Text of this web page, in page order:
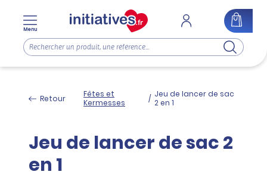
Menu
Retour
Fêtes et
Kermesses
/ Jeu de lancer de sac
2 en 1
Jeu de lancer de sac 2
en 1